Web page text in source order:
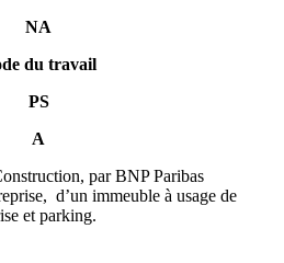
NA
du travail
PS
A
par BNP Paribas
d’un immeuble à usage de
et parking.